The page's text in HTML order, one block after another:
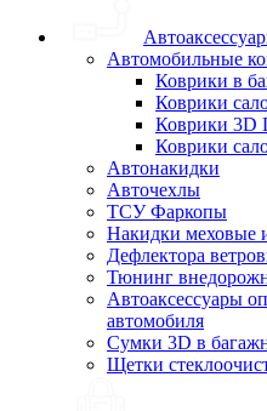
Автомобильные
Коврики в
Коврики
Коврики 3D
Коврики
Автонакидки
Авточехлы
ТСУ Фаркопы
Накидки меховые
Дефлектора
Тюнинг
Автоаксессуары
автомобиля
Сумки 3D в
Щетки